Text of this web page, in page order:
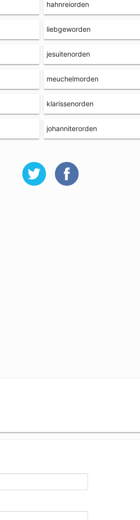
hahnreiorden
liebgeworden
jesuitenorden
meuchelmorden
klarissenorden
johanniterorden